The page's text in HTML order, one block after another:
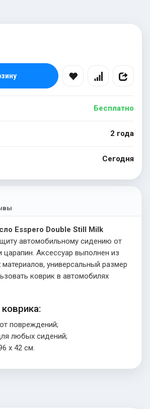
Бесплатно
2 года
Сегодня
Esspero Double Still Milk
автомобильному сидению от
Аксессуар выполнен из
материалов, универсальный размер
коврик в автомобилях
повреждений;
любых сидений;
х 42 см.